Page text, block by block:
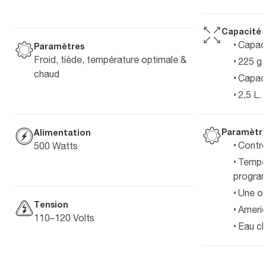
Paramètres
Froid, tiède, température optimale &
chaud
Alimentation
500 Watts
Tension
110–120 Volts
Capacité
225 g.
2,5 L.
Une
Eau